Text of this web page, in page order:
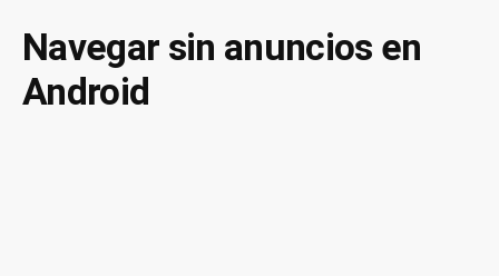
un
Navegar sin anuncios en
Android